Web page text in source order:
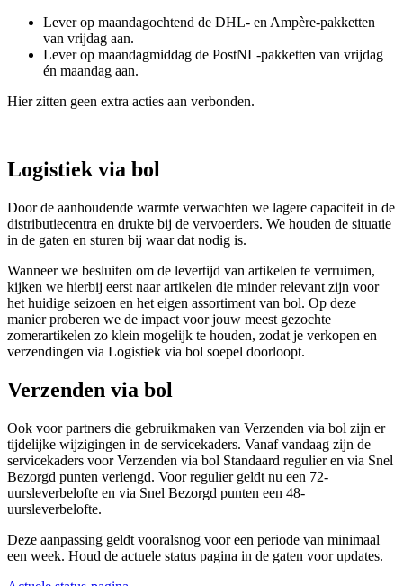
Lever op maandagochtend de DHL- en Ampère-pakketten
van vrijdag aan.
Lever op maandagmiddag de PostNL-pakketten van vrijdag
én maandag aan.
Hier zitten geen extra acties aan verbonden.
Logistiek via bol
Door de aanhoudende warmte verwachten we lagere capaciteit in de
distributiecentra en drukte bij de vervoerders. We houden de situatie
in de gaten en sturen bij waar dat nodig is.
Wanneer we besluiten om de levertijd van artikelen te verruimen,
kijken we hierbij eerst naar artikelen die minder relevant zijn voor
het huidige seizoen en het eigen assortiment van bol. Op deze
manier proberen we de impact voor jouw meest gezochte
zomerartikelen zo klein mogelijk te houden, zodat je verkopen en
verzendingen via Logistiek via bol soepel doorloopt.
Verzenden via bol
Ook voor partners die gebruikmaken van Verzenden via bol zijn er
tijdelijke wijzigingen in de servicekaders. Vanaf vandaag zijn de
servicekaders voor Verzenden via bol Standaard regulier en via Snel
Bezorgd punten verlengd. Voor regulier geldt nu een 72-
uursleverbelofte en via Snel Bezorgd punten een 48-
uursleverbelofte.
Deze aanpassing geldt vooralsnog voor een periode van minimaal
een week. Houd de actuele status pagina in de gaten voor updates.